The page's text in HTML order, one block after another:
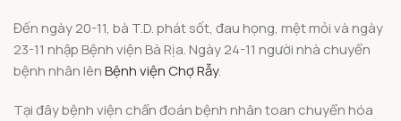
Đến ngày 20-11, bà T.D. phát sốt, đau họng, mệt mỏi và ngày
23-11 nhập Bệnh viện Bà Rịa. Ngày 24-11 người nhà chuyển
bệnh nhân lênBệnh viện Chợ Rẫy.
Tại đây bệnh viện chẩn đoán bệnh nhân toan chuyển hóa